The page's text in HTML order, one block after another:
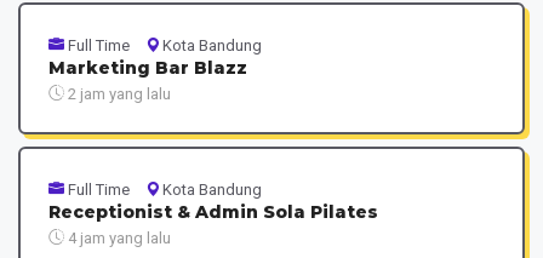
Full Time Kota Bandung
Marketing Bar Blazz
2 jam yang lalu
Full Time Kota Bandung
Receptionist & Admin Sola Pilates
4 jam yang lalu